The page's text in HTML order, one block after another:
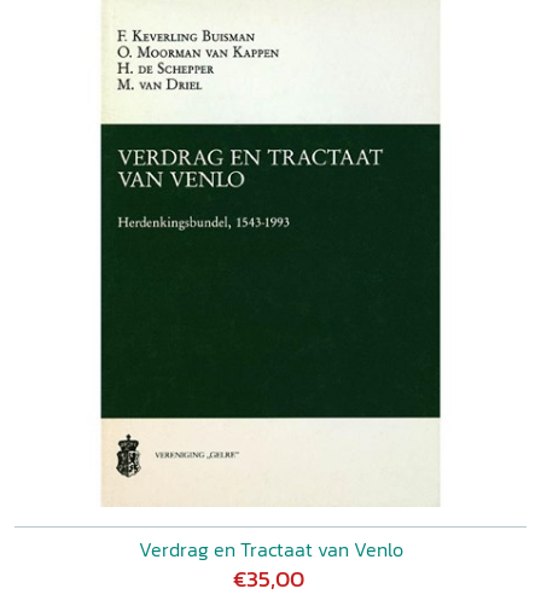
Verdrag en Tractaat van Venlo
€35,00